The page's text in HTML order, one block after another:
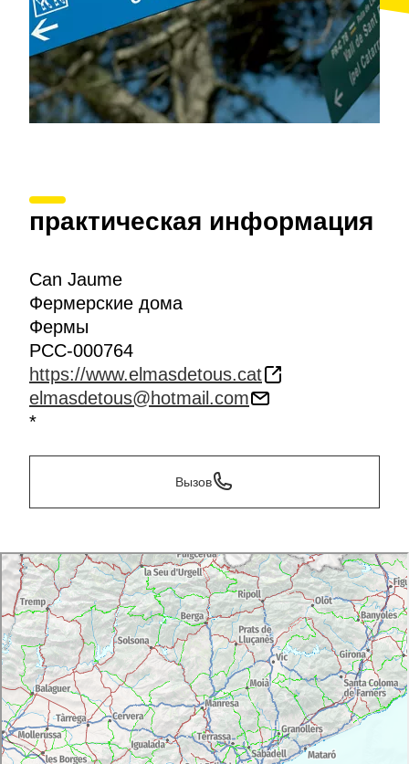
практическая информация
Can Jaume
Фермерские дома
Фермы
PCC-000764
https://www.elmasdetous.cat
elmasdetous@hotmail.com
*
Вызов